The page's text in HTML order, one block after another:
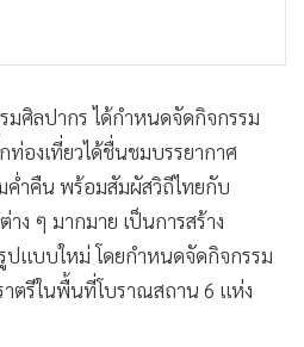
ศิลปากร ได้กำหนดจัดกิจกรรม
ท่องเที่ยวได้ชื่นชมบรรยากาศ
ค่ำคืน พร้อมสัมผัสวิถีไทยกับ
ง ๆ มากมาย เป็นการสร้าง
ปแบบใหม่ โดยกำหนดจัดกิจกรรม
ตรีในพื้นที่โบราณสถาน 6 แห่ง